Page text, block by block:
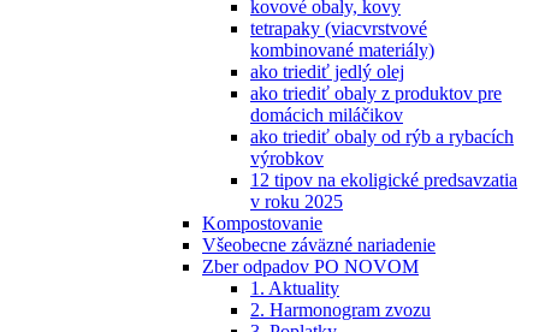
kovové obaly, kovy
tetrapaky (viacvrstvové
kombinované materiály)
ako triediť jedlý olej
ako triediť obaly z produktov pre
domácich miláčikov
ako triediť obaly od rýb a rybacích
výrobkov
12 tipov na ekoligické predsavzatia
v roku 2025
Kompostovanie
Všeobecne záväzné nariadenie
Zber odpadov PO NOVOM
1. Aktuality
2. Harmonogram zvozu